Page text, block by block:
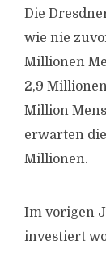
Die
wie nie
Millionen
2,9
Million
erwarten
Millionen.
Im vorigen
investiert